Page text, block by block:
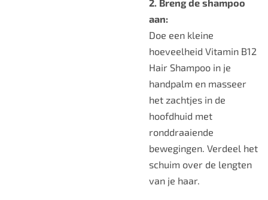
2. Breng de shampoo
aan:
Doe een kleine
hoeveelheid Vitamin B12
Hair Shampoo in je
handpalm en masseer
het zachtjes in de
hoofdhuid met
ronddraaiende
bewegingen. Verdeel het
schuim over de lengten
van je haar.